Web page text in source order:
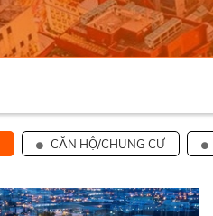
CĂN HỘ/CHUNG CƯ